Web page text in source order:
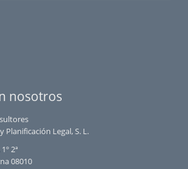
nosotros
Planificación Legal, S. L.
2ª
08010